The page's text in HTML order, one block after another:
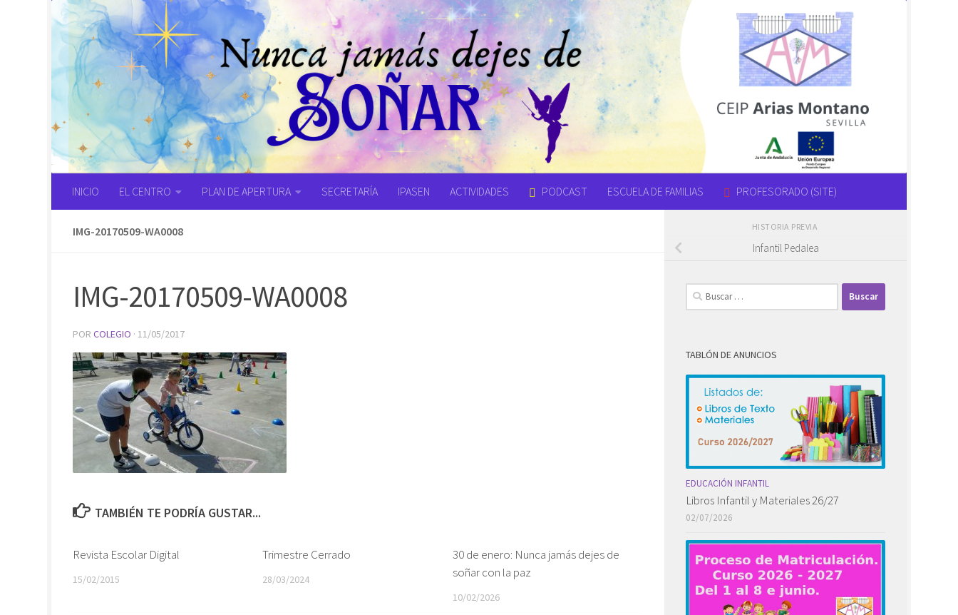
Saltar al contenido
INICIO EL CENTRO PLAN DE APERTURA SECRETARÍA IPASEN ACTIVIDADES PODCAST ESCUELA DE FAMILIAS PROFESORADO (SITE)
IMG-20170509-WA0008
IMG-20170509-WA0008
POR COLEGIO · 11/05/2017
TAMBIÉN TE PODRÍA GUSTAR...
Revista Escolar Digital
15/02/2015
Trimestre Cerrado
28/03/2024
30 de enero: Nunca jamás dejes de
soñar con la paz
10/02/2026
HISTORIA PREVIA
Infantil Pedalea
Buscar:
TABLÓN DE ANUNCIOS
EDUCACIÓN INFANTIL
Libros Infantil y Materiales 26/27
02/07/2026